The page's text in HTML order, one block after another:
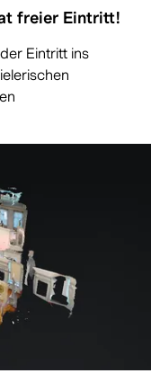
freier Eintritt!
Eintritt ins